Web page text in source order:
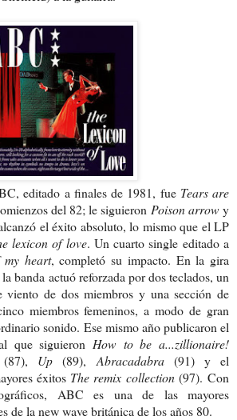
editado a finales de 1981, fue Tears are
del 82; le siguieron Poison arrowy
el éxito absoluto, lo mismo que el LP
lexicon of love. Un cuarto single editado a
heart, completó su impacto. En la gira
banda actuó reforzada por dos teclados, un
de dos miembros y una sección de
miembros femeninos, a modo de gran
sonido. Ese mismo año publicaron el
que siguieron How to be a...zillionaire!
(87), Up (89), Abracadabra (91) y el
éxitos The remix collection (97).Con
ABC es una de las mayores
de la new wave británica de los años 80.